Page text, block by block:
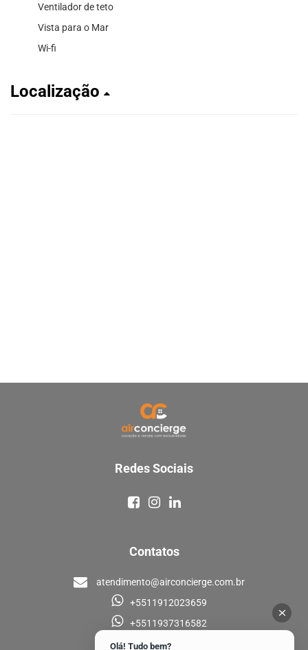
Ventilador de teto
Vista para o Mar
Wi-fi
Localização
Redes Sociais
Contatos
atendimento@airconcierge.com.br
+5511912023659
+5511937316582
Olá! Tudo bem?